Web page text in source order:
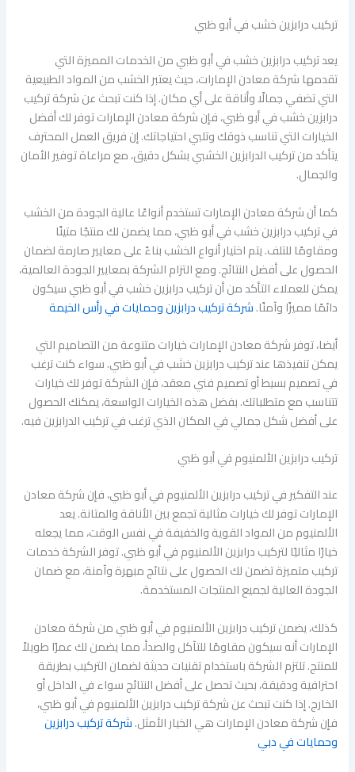
تركيب درابزين خشب في أبو ظبي
يعد تركيب درابزين خشب في أبو ظبي من الخدمات المميزة التي
تقدمها شركة معادن الإمارات، حيث يعتبر الخشب من المواد الطبيعية
التي تضفي جمالًا وأناقة على أي مكان. إذا كنت تبحث عن شركة تركيب
درابزين خشب في أبو ظبي، فإن شركة معادن الإمارات توفر لك أفضل
الخيارات التي تناسب ذوقك وتلبي احتياجاتك. إن فريق العمل المحترف
يتأكد من تركيب الدرابزين الخشبي بشكل دقيق، مع مراعاة توفير الأمان
والجمال.
كما أن شركة معادن الإمارات تستخدم أنواعًا عالية الجودة من الخشب
في تركيب درابزين خشب في أبو ظبي، مما يضمن لك منتجًا متينًا
ومقاومًا للتلف. يتم اختيار أنواع الخشب بناءً على معايير صارمة لضمان
الحصول على أفضل النتائج. ومع التزام الشركة بمعايير الجودة العالمية،
يمكن للعملاء التأكد من أن تركيب درابزين خشب في أبو ظبي سيكون
دائمًا مميزًا وآمنًا.شركة تركيب درابزين وحمايات في رأس الخيمة
أيضا، توفر شركة معادن الإمارات خيارات متنوعة من التصاميم التي
يمكن تنفيذها عند تركيب درابزين خشب في أبو ظبي. سواء كنت ترغب
في تصميم بسيط أو تصميم فني معقد، فإن الشركة توفر لك خيارات
تتناسب مع متطلباتك. بفضل هذه الخيارات الواسعة، يمكنك الحصول
على أفضل شكل جمالي في المكان الذي ترغب في تركيب الدرابزين فيه.
تركيب درابزين الألمنيوم في أبو ظبي
عند التفكير في تركيب درابزين الألمنيوم في أبو ظبي، فإن شركة معادن
الإمارات توفر لك خيارات مثالية تجمع بين الأناقة والمتانة. يعد
الألمنيوم من المواد القوية والخفيفة في نفس الوقت، مما يجعله
خيارًا مثاليًا لتركيب درابزين الألمنيوم في أبو ظبي. توفر الشركة خدمات
تركيب متميزة تضمن لك الحصول على نتائج مبهرة وآمنة، مع ضمان
الجودة العالية لجميع المنتجات المستخدمة.
كذلك، يضمن تركيب درابزين الألمنيوم في أبو ظبي من شركة معادن
الإمارات أنه سيكون مقاومًا للتآكل والصدأ، مما يضمن لك عمرًا طويلاً
للمنتج. تلتزم الشركة باستخدام تقنيات حديثة لضمان التركيب بطريقة
احترافية ودقيقة، بحيث تحصل على أفضل النتائج سواء في الداخل أو
الخارج. إذا كنت تبحث عن شركة تركيب درابزين الألمنيوم في أبو ظبي،
فإن شركة معادن الإمارات هي الخيار الأمثل.شركة تركيب درابزين
وحمايات في دبي